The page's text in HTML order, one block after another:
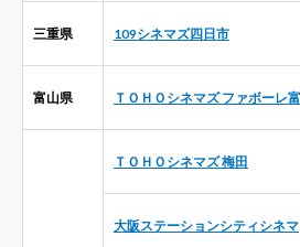
三重県 109シネマズ四日市
富山県 ＴＯＨＯシネマズ ファボーレ
ＴＯＨＯシネマズ 梅田
大阪ステーションシティシネマ